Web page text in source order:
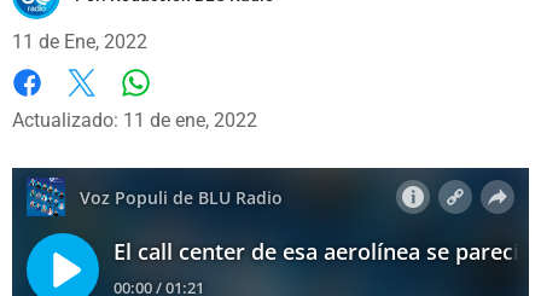
11 de Ene, 2022
Facebook
X
Actualizado: 11 de ene, 2022